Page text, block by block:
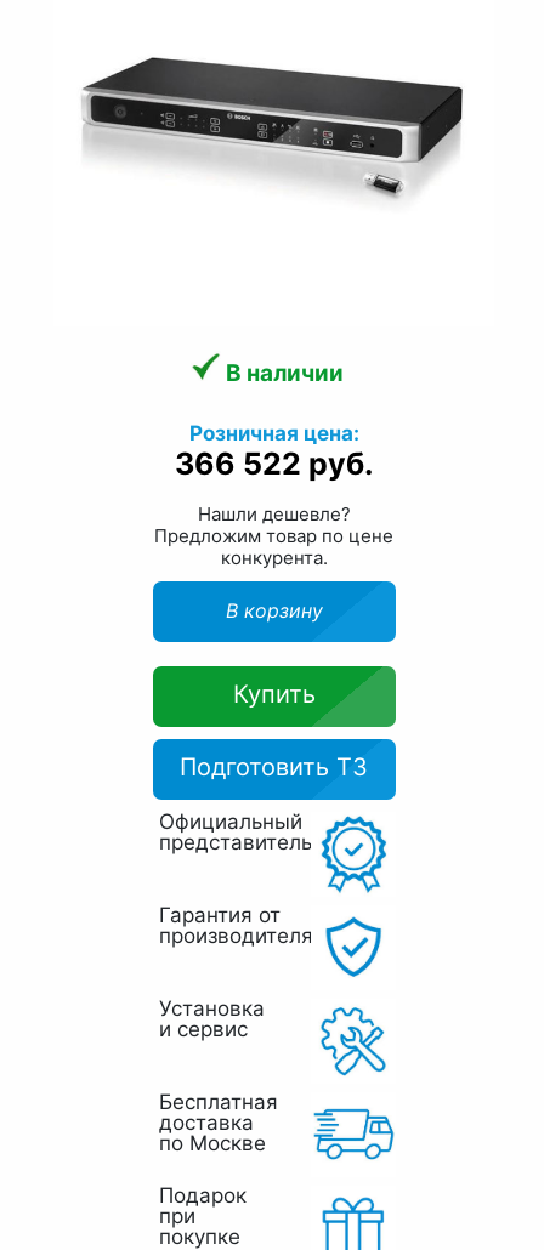
В наличии
Розничная цена:
366 522 руб.
Нашли дешевле?
Предложим товар по цене
конкурента.
В корзину
Купить
Подготовить ТЗ
Официальный
представитель
Гарантия от
производителя
Установка
и сервис
Бесплатная
доставка
по Москве
Подарок
при
покупке